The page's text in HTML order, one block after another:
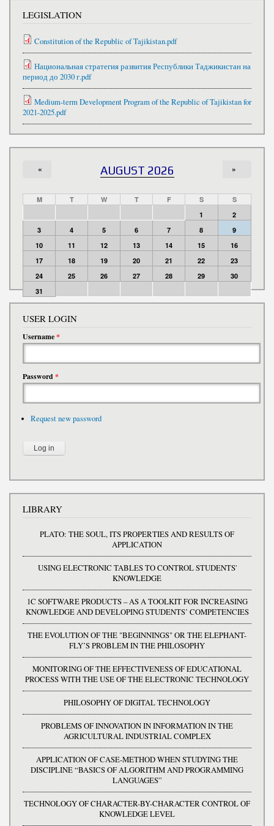
LEGISLATION
Constitution of the Republic of Tajikistan.pdf
Национальная стратегия развития Республики Таджикистан на
период до 2030 г.pdf
Medium-term Development Program of the Republic of Tajikistan for
2021-2025.pdf
AUGUST 2026
« »
M T W T F S
S
1
2
3
4 5 6 7 8
9
10
11 12 13 14 15
16
17
18 19 20 21 22
23
24
25 26 27 28 29
30
31
USER LOGIN
Username*
Password*
Request new password
LIBRARY
PLATO: THE SOUL, ITS PROPERTIES AND RESULTS OF
APPLICATION
USING ELECTRONIC TABLES TO CONTROL STUDENTS'
KNOWLEDGE
1C SOFTWARE PRODUCTS – AS A TOOLKIT FOR INCREASING
KNOWLEDGE AND DEVELOPING STUDENTS’ COMPETENCIES
THE EVOLUTION OF THE "BEGINNINGS" OR THE ELEPHANT-
FLY’S PROBLEM IN THE PHILOSOPHY
MONITORING OF THE EFFECTIVENESS OF EDUCATIONAL
PROCESS WITH THE USE OF THE ELECTRONIC TECHNOLOGY
PHILOSOPHY OF DIGITAL TECHNOLOGY
PROBLEMS OF INNOVATION IN INFORMATION IN THE
AGRICULTURAL INDUSTRIAL COMPLEX
APPLICATION OF CASE-METHOD WHEN STUDYING THE
DISCIPLINE “BASICS OF ALGORITHM AND PROGRAMMING
LANGUAGES”
TECHNOLOGY OF CHARACTER-BY-CHARACTER CONTROL OF
KNOWLEDGE LEVEL